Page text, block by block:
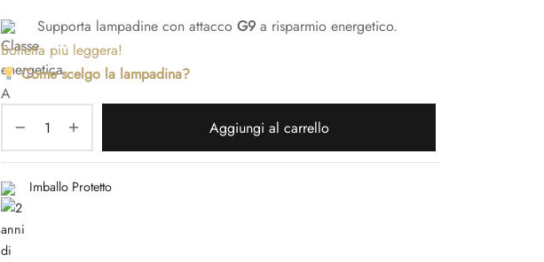
Supporta lampadine con attacco G9 a risparmio energetico.
Bolletta più leggera!
Come scelgo la lampadina?
Aggiungi al carrello
Imballo Protetto